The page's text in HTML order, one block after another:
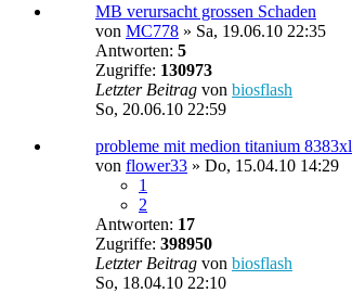
MB verursacht grossen Schaden
von MC778 » Sa, 19.06.10 22:35
Antworten: 5
Zugriffe: 130973
Letzter Beitrag von biosflash
So, 20.06.10 22:59
probleme mit medion titanium 8383xl
von flower33 » Do, 15.04.10 14:29
1
2
Antworten: 17
Zugriffe: 398950
Letzter Beitrag von biosflash
So, 18.04.10 22:10